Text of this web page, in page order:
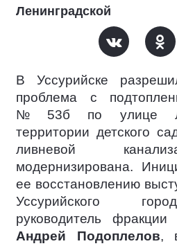
Ленинградской
В Уссурийске
проблема с
№ 53б по улице
территории детского
ливневой
модернизирована.
ее восстановлению
Уссурийского
руководитель
Андрей Подоплелов,